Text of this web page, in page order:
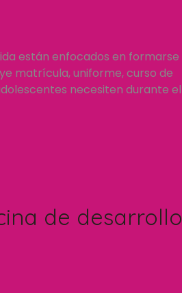
están enfocados en formarse
matrícula, uniforme, curso de
necesiten durante el
de desarrollo